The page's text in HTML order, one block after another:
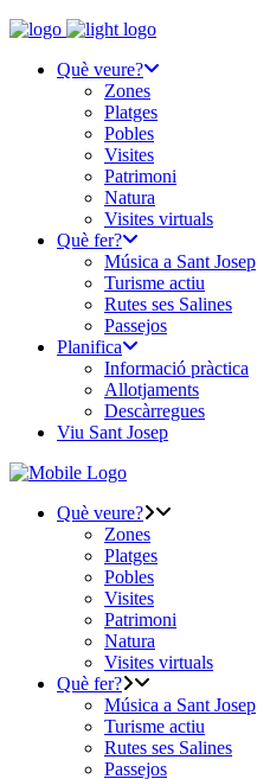
Què veure?
Zones
Platges
Pobles
Visites
Patrimoni
Natura
Visites virtuals
Què fer?
Música a Sant Josep
Turisme actiu
Rutes ses Salines
Passejos
Planifica
Informació pràctica
Allotjaments
Descàrregues
Viu Sant Josep
Què veure?
Zones
Platges
Pobles
Visites
Patrimoni
Natura
Visites virtuals
Què fer?
Música a Sant Josep
Turisme actiu
Rutes ses Salines
Passejos